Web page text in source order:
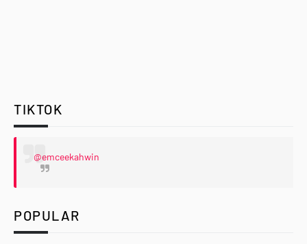
TIKTOK
@emceekahwin
POPULAR